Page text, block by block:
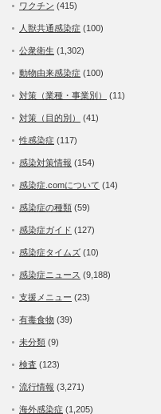
ワクチン (415)
人獣共通感染症 (100)
公衆衛生 (1,302)
動物由来感染症 (100)
対策（業種・事業別） (11)
対策（目的別） (41)
性感染症 (117)
感染対策情報 (154)
感染症.comについて (14)
感染症の種類 (59)
感染症ガイド (127)
感染症タイムズ (10)
感染症ニュース (9,188)
支援メニュー (23)
有毒食物 (39)
未分類 (9)
検査 (123)
流行情報 (3,271)
海外感染症 (1,205)